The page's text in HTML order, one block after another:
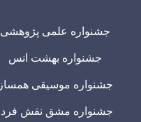
جشنواره علمی پژوهشی
جشنواره بهشت انس
جشنواره موسیقی همساز
جشنواره مشق نقش فردا